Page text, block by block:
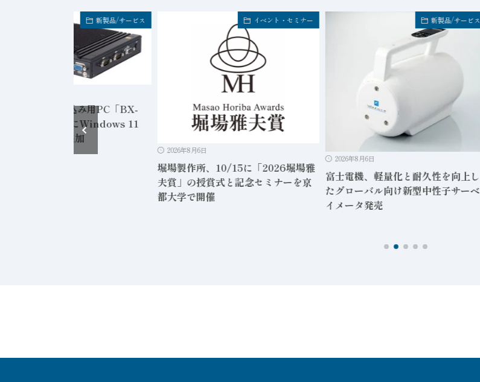
新製品/サービス
テック、組み込み用PC「BX-
シリーズ」にWindows 11
搭載モデルを追加
イベント・セミナー
2026年8月6日
堀場製作所、10/15に「2026堀場雅
夫賞」の授賞式と記念セミナーを京
都大学で開催
新製品/サービス
2026年8月6日
富士電機、軽量化と耐久性を向上し
たグローバル向け新型中性子サーベ
イメータ発売